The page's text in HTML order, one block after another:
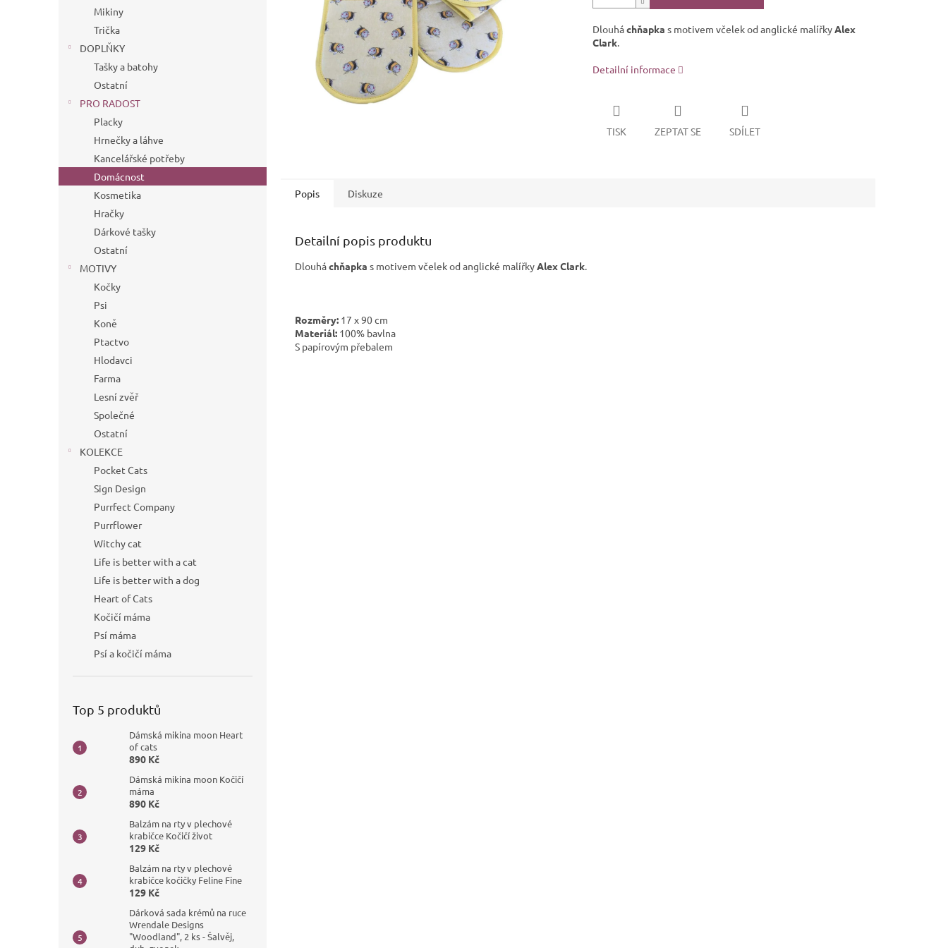
Mikiny
Trička
DOPLŇKY
Tašky a batohy
Ostatní
PRO RADOST
Placky
Hrnečky a láhve
Kancelářské potřeby
Domácnost
Kosmetika
Hračky
Dárkové tašky
Ostatní
MOTIVY
Kočky
Psi
Koně
Ptactvo
Hlodavci
Farma
Lesní zvěř
Společné
Ostatní
KOLEKCE
Pocket Cats
Sign Design
Purrfect Company
Purrflower
Witchy cat
Life is better with a cat
Life is better with a dog
Heart of Cats
Kočičí máma
Psí máma
Psí a kočičí máma
Top 5 produktů
Dámská mikina moon Heart
of cats
890 Kč
Dámská mikina moon Kočičí
máma
890 Kč
Balzám na rty v plechové
krabičce Kočičí život
129 Kč
Balzám na rty v plechové
krabičce kočičky Feline Fine
129 Kč
Dárková sada krémů na ruce
Wrendale Designs
"Woodland", 2 ks - Šalvěj,
Dlouháchňapka s motivem včelek od anglické malířkyAlex
Clark.
Detailní informace
TISK ZEPTAT SE SDÍLET
Popis Diskuze
Detailní popis produktu
Dlouháchňapka s motivem včelek od anglické malířkyAlex Clark.
Rozměry: 17 x 90 cm
Materiál: 100% bavlna
S papírovým přebalem